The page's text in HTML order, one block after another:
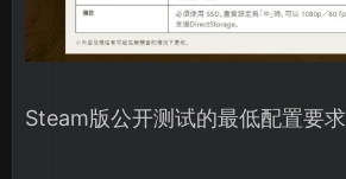
Steam版公开测试的最低配置要求